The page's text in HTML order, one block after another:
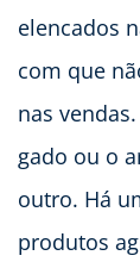
elencados
com que
nas
gado ou o
outro. Há
produtos